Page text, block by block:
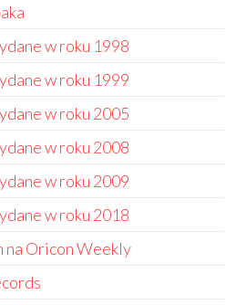
w roku 1998
w roku 1999
w roku 2005
w roku 2008
w roku 2009
w roku 2018
na Oricon Weekly